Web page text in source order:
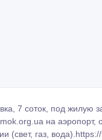
7 соток, под жилую
на
(свет, газ,